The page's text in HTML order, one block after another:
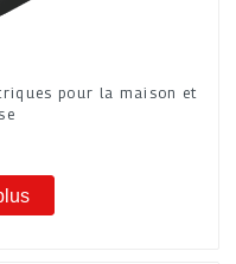
pour la maison et